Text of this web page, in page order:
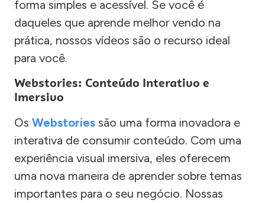
forma simples e acessível. Se você é
daqueles que aprende melhor vendo na
prática, nossos vídeos são o recurso ideal
para você.
Webstories: Conteúdo Interativo e
Imersivo
Os Webstories são uma forma inovadora e
interativa de consumir conteúdo. Com uma
experiência visual imersiva, eles oferecem
uma nova maneira de aprender sobre temas
importantes para o seu negócio. Nossas